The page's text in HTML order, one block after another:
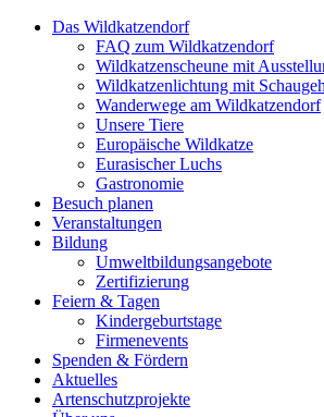
Das Wildkatzendorf
FAQ zum Wildkatzendorf
Wildkatzenscheune mit
Wildkatzenlichtung mit
Wanderwege am Wildkatzendorf
Unsere Tiere
Europäische Wildkatze
Eurasischer Luchs
Gastronomie
Besuch planen
Veranstaltungen
Bildung
Umweltbildungsangebote
Zertifizierung
Feiern & Tagen
Kindergeburtstage
Firmenevents
Spenden & Fördern
Aktuelles
Artenschutzprojekte